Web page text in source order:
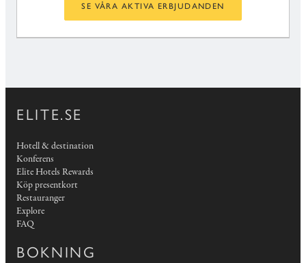
SE VÅRA AKTIVA ERBJUDANDEN
ELITE.SE
Hotell & destination
Konferens
Elite Hotels Rewards
Köp presentkort
Restauranger
Explore
FAQ
BOKNING